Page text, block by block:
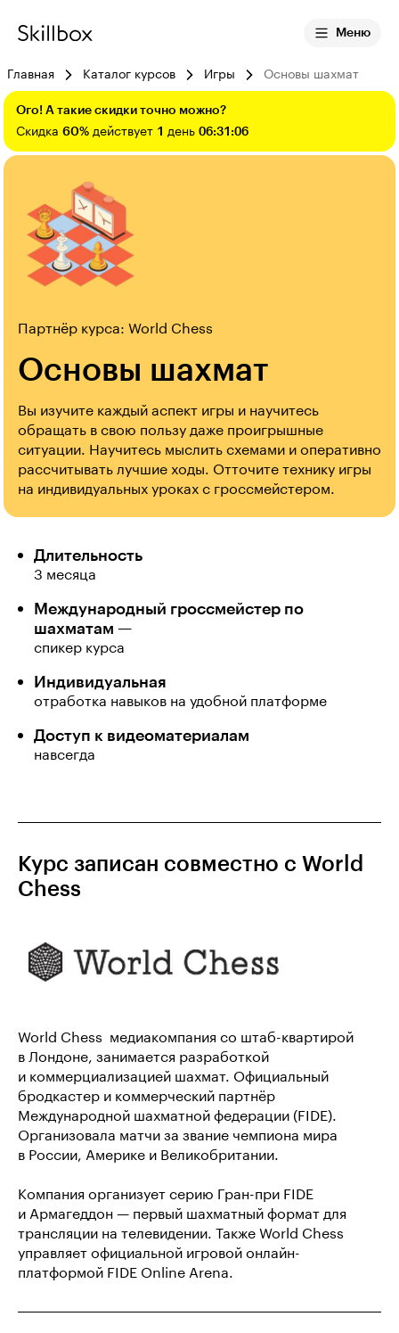
Меню
Главная Каталог курсов Игры Основы шахмат
Ого! А такие скидки точно можно?
Скидка 60% действует 1 день 06:31:05
Партнёр курса: World Chess
Основы шахмат
Вы изучите каждый аспект игры и научитесь
обращать в свою пользу даже проигрышные
ситуации. Научитесь мыслить схемами и оперативно
рассчитывать лучшие ходы. Отточите технику игры
на индивидуальных уроках с гроссмейстером.
Длительность
3 месяца
Международный гроссмейстер по
шахматам —
спикер курса
Индивидуальная
отработка навыков на удобной платформе
Доступ к видеоматериалам
навсегда
Курс записан совместно с World
Chess
World Chess  медиакомпания со штаб-квартирой
в Лондоне, занимается разработкой
и коммерциализацией шахмат. Официальный
бродкастер и коммерческий партнёр
Международной шахматной федерации (FIDE).
Организовала матчи за звание чемпиона мира
в России, Америке и Великобритании.
Компания организует серию Гран-при FIDE
и Армагеддон — первый шахматный формат для
трансляции на телевидении. Также World Chess
управляет официальной игровой онлайн-
платформой FIDE Online Arena.